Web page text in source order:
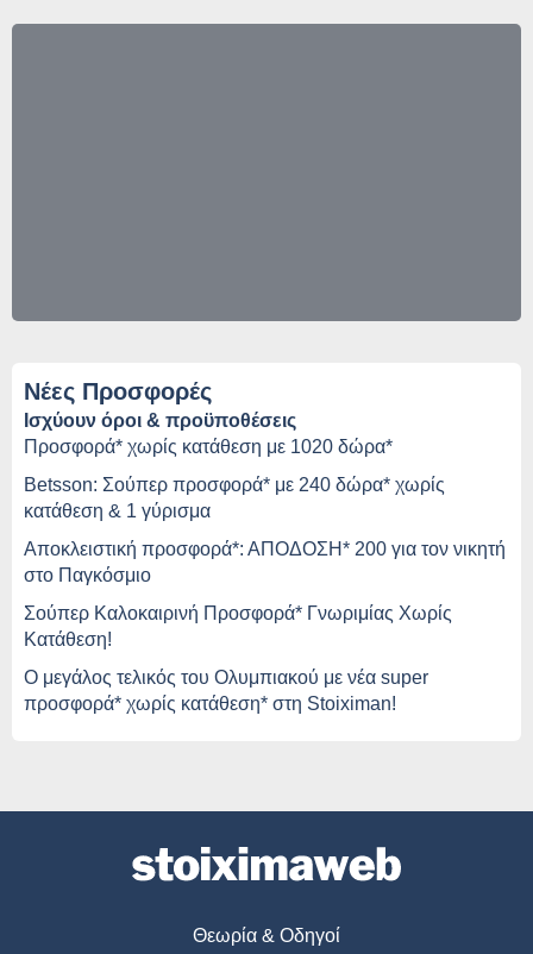
Νέες Προσφορές
Ισχύουν όροι & προϋποθέσεις
Προσφορά* χωρίς κατάθεση με 1020 δώρα*
Betsson: Σούπερ προσφορά* με 240 δώρα* χωρίς
κατάθεση & 1 γύρισμα
Αποκλειστική προσφορά*: ΑΠΟΔΟΣΗ* 200 για τον νικητή
στο Παγκόσμιο
Σούπερ Καλοκαιρινή Προσφορά* Γνωριμίας Χωρίς
Κατάθεση!
O μεγάλος τελικός του Ολυμπιακού με νέα super
προσφορά* χωρίς κατάθεση* στη Stoiximan!
Θεωρία & Οδηγοί